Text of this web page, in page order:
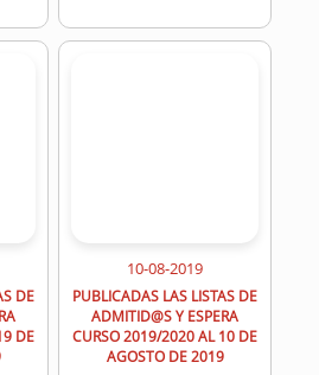
DE
DE
10-08-2019
PUBLICADAS LAS LISTAS DE
ADMITID@S Y ESPERA
CURSO 2019/2020 AL 10 DE
AGOSTO DE 2019